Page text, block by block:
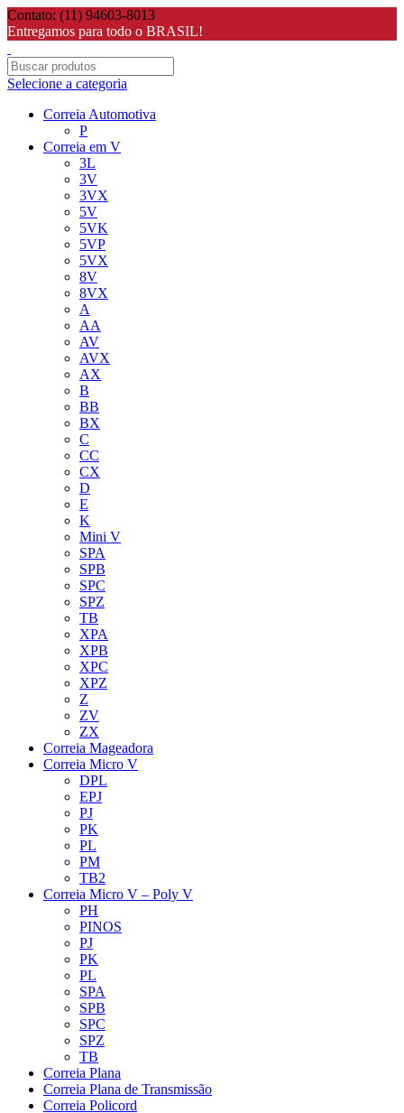
Contato: (11) 94603-8013
Entregamos para todo o BRASIL!
Selecione a categoria
Correia Automotiva
P
Correia em V
3L
3V
3VX
5V
5VK
5VP
5VX
8V
8VX
A
AA
AV
AVX
AX
B
BB
BX
C
CC
CX
D
E
K
Mini V
SPA
SPB
SPC
SPZ
TB
XPA
XPB
XPC
XPZ
Z
ZV
ZX
Correia Mageadora
Correia Micro V
DPL
EPJ
PJ
PK
PL
PM
TB2
Correia Micro V – Poly V
PH
PINOS
PJ
PK
PL
SPA
SPB
SPC
SPZ
TB
Correia Plana
Correia Plana de Transmissão
Correia Policord